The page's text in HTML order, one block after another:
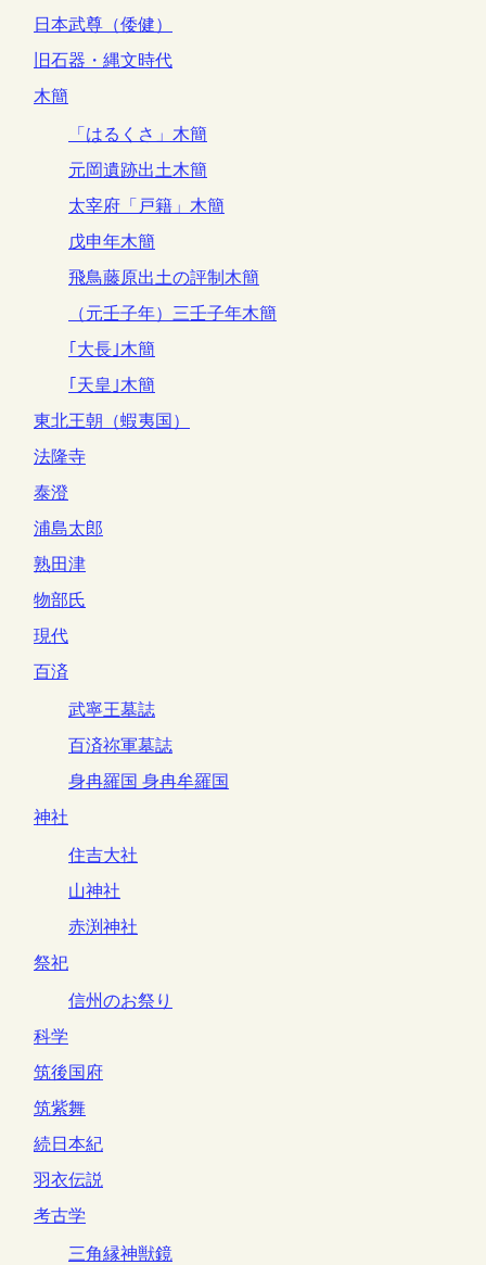
日本武尊（倭健）
旧石器・縄文時代
木簡
「はるくさ」木簡
元岡遺跡出土木簡
太宰府「戸籍」木簡
戊申年木簡
飛鳥藤原出土の評制木簡
（元壬子年）三壬子年木簡
｢大長｣木簡
｢天皇｣木簡
東北王朝（蝦夷国）
法隆寺
泰澄
浦島太郎
熟田津
物部氏
現代
百済
武寧王墓誌
百済祢軍墓誌
身冉羅国 身冉牟羅国
神社
住吉大社
山神社
赤渕神社
祭祀
信州のお祭り
科学
筑後国府
筑紫舞
続日本紀
羽衣伝説
考古学
三角縁神獣鏡